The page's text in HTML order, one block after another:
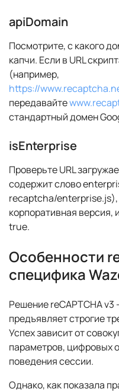
apiDomain
Посмотрите, с какого
капчи. Если в URL
(например,
https://
передавайте
стандартный домен
isEnterprise
Проверьте URL
содержит слово
recaptcha/enterprise.js),
корпоративная версия,
true.
Особенности
специфика
Решение reCAPTCHA v3
предъявляет строгие
Успех зависит от
параметров, цифровых
поведения сессии.
Однако, как показала